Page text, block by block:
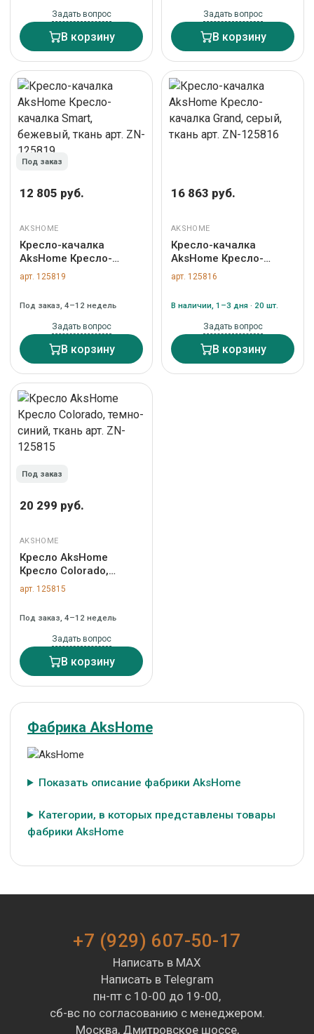
Задать вопрос
В корзину
Задать вопрос
В корзину
Под заказ
12 805 руб.
AKSHOME
Кресло-качалка
AksHome Кресло-
качалка Smart,
бежевый, ткань арт.
арт. 125819
Под заказ, 4–12 недель
Задать вопрос
В корзину
16 863 руб.
AKSHOME
Кресло-качалка
AksHome Кресло-
качалка Grand, серый,
ткань арт. ZN-125816
арт. 125816
В наличии, 1–3 дня · 20 шт.
Задать вопрос
В корзину
Под заказ
20 299 руб.
AKSHOME
Кресло AksHome
Кресло Colorado,
темно-синий, ткань
арт. ZN-125815
арт. 125815
Под заказ, 4–12 недель
Задать вопрос
В корзину
Фабрика AksHome
Показать описание фабрики AksHome
Категории, в которых представлены товары
фабрики AksHome
+7 (929) 607-50-17
Написать в MAX
Написать в Telegram
пн-пт с 10-00 до 19-00,
сб-вс по согласованию с менеджером.
Москва, Дмитровское шоссе,